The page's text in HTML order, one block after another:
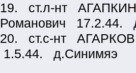
19. ст.л-нт АГАПКИН
Романович 17.2.44.
20. ст.с-нт
1.5.44. д.Синимяэ